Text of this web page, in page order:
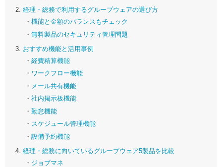
経理・総務で利用するグループウェアの選び方
機能と金額のバランスもチェック
無料製品のセキュリティ管理問題
おすすめ機能と活用事例
経費精算機能
ワークフロー機能
メール共有機能
社内掲示板機能
勤怠機能
スケジュール管理機能
設備予約機能
経理・総務に向いているグループウェア5製品を比較
ジョブマネ